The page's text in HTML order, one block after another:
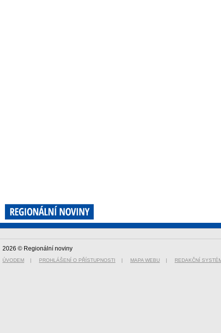
2026 © Regionální noviny
ÚVODEM | PROHLÁŠENÍ O PŘÍSTUPNOSTI | MAPA WEBU | REDAKČNÍ